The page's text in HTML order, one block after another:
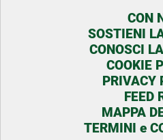
CON
SOSTIENI
CONOSCI
COOKIE
PRIVACY
FEED
MAPPA
TERMINI e